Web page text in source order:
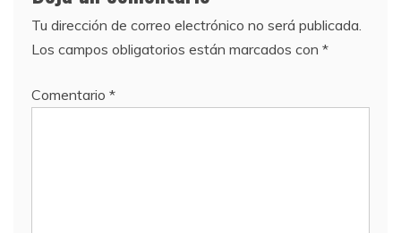
Tu dirección de correo electrónico no será publicada.
Los campos obligatorios están marcados con *
Comentario *